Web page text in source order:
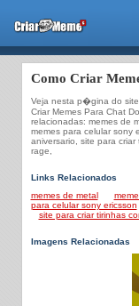
Como Criar
Veja nesta p�gina do
Criar Memes Para Chat
relacionadas: memes de
memes para celular sony
aniversario, site para criar
rage,
Links Relacionados
memes de metal
para celular sony ericsson
site para criar tirinhas
Imagens Relacionadas